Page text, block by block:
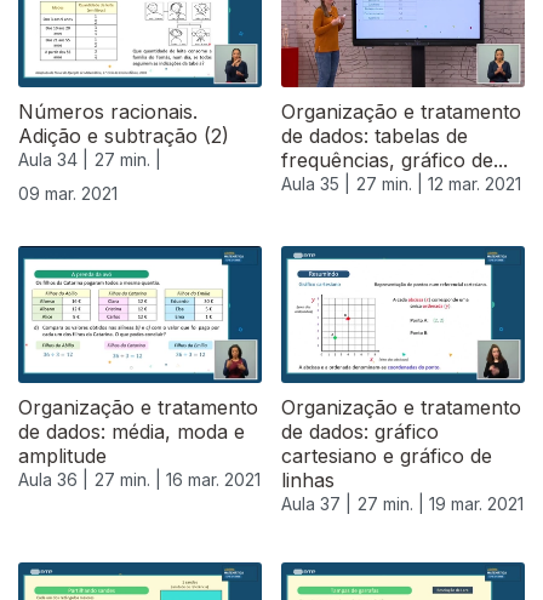
Números racionais.
Adição e subtração (2)
Aula 34 |
27 min. |
09 mar. 2021
Organização e tratamento
de dados: tabelas de
frequências, gráfico de...
Aula 35 | 27 min. | 12 mar. 2021
Organização e tratamento
de dados: média, moda e
amplitude
Aula 36 | 27 min. | 16 mar. 2021
Organização e tratamento
de dados: gráfico
cartesiano e gráfico de
linhas
Aula 37 | 27 min. | 19 mar. 2021